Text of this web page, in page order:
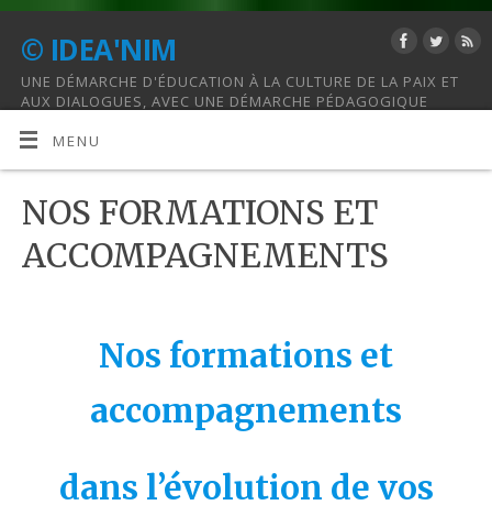
© IDEA'NIM
UNE DÉMARCHE D'ÉDUCATION À LA CULTURE DE LA PAIX ET
AUX DIALOGUES, AVEC UNE DÉMARCHE PÉDAGOGIQUE
MENU
NOS FORMATIONS ET
ACCOMPAGNEMENTS
Nos formations et
accompagnements
dans l’évolution de vos